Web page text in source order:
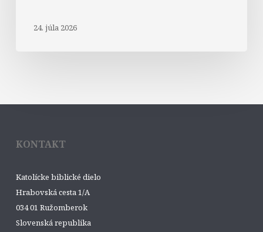
24. júla 2026
KONTAKT
Katolícke biblické dielo
Hrabovská cesta 1/A
034 01 Ružomberok
Slovenská republika